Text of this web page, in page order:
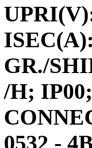
GR./
/H;